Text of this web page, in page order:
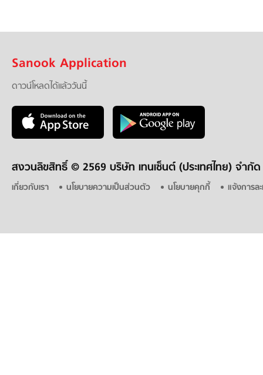
Sanook Application
ดาวน์โหลดได้แล้ววันนี้
สงวนลิขสิทธิ์ © 2569 บริษัท เทนเซ็นต์ (ประเทศไทย) จำกัด
เกี่ยวกับเรา นโยบายความเป็นส่วนตัว นโยบายคุกกี้ แจ้งการล